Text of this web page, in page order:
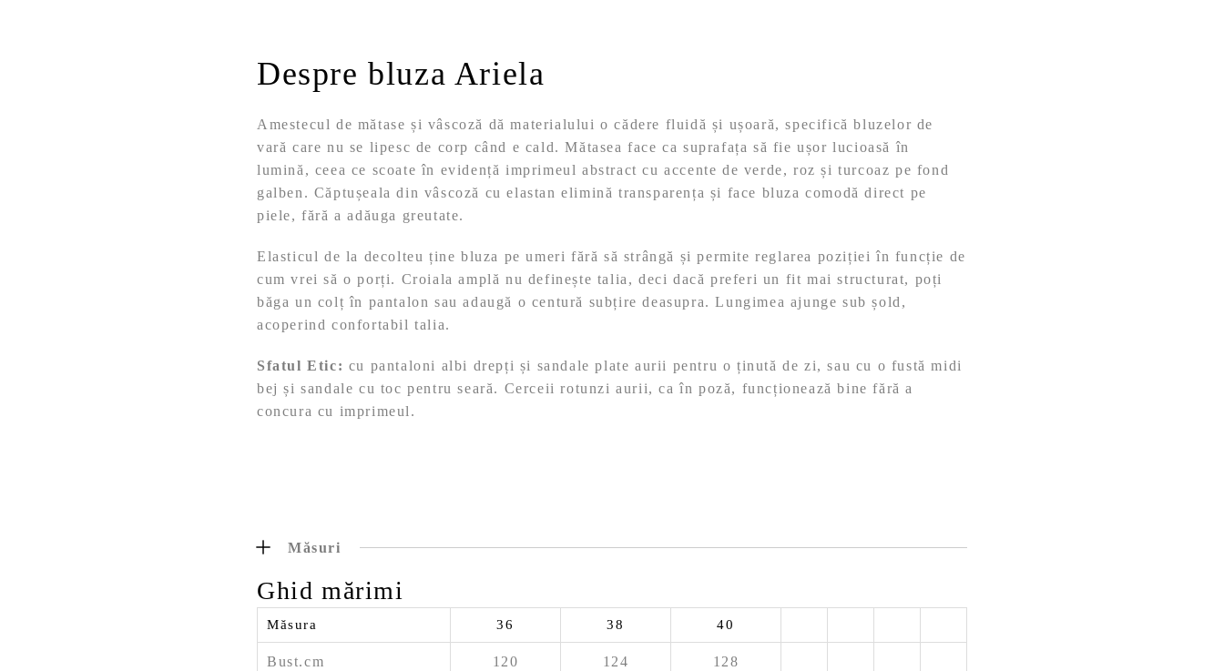
Despre bluza Ariela
Amestecul de mătase și vâscoză dă materialului o cădere fluidă și ușoară, specifică bluzelor de
vară care nu se lipesc de corp când e cald. Mătasea face ca suprafața să fie ușor lucioasă în
lumină, ceea ce scoate în evidență imprimeul abstract cu accente de verde, roz și turcoaz pe fond
galben. Căptușeala din vâscoză cu elastan elimină transparența și face bluza comodă direct pe
piele, fără a adăuga greutate.
Elasticul de la decolteu ține bluza pe umeri fără să strângă și permite reglarea poziției în funcție de
cum vrei să o porți. Croiala amplă nu definește talia, deci dacă preferi un fit mai structurat, poți
băga un colț în pantalon sau adaugă o centură subțire deasupra. Lungimea ajunge sub șold,
acoperind confortabil talia.
Sfatul Etic: cu pantaloni albi drepți și sandale plate aurii pentru o ținută de zi, sau cu o fustă midi
bej și sandale cu toc pentru seară. Cerceii rotunzi aurii, ca în poză, funcționează bine fără a
concura cu imprimeul.
Măsuri
Ghid mărimi
Măsura 36 38 40
Bust.cm 120 124 128